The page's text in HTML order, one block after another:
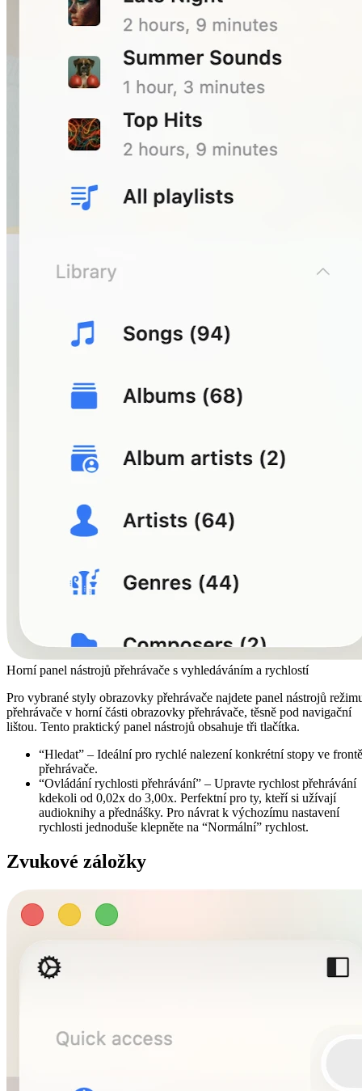
Horní panel nástrojů přehrávače s vyhledáváním a rychlostí
Pro vybrané styly obrazovky přehrávače najdete panel nástrojů
přehrávače v horní části obrazovky přehrávače, těsně pod navigační
lištou. Tento praktický panel nástrojů obsahuje tři tlačítka.
“Hledat” – Ideální pro rychlé nalezení konkrétní stopy ve frontě
přehrávače.
“Ovládání rychlosti přehrávání” – Upravte rychlost přehrávání
kdekoli od 0,02x do 3,00x. Perfektní pro ty, kteří si užívají
audioknihy a přednášky. Pro návrat k výchozímu nastavení
rychlosti jednoduše klepněte na “Normální” rychlost.
Zvukové záložky